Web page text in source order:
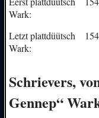
Wark:
Letzt plattdüütsch
Wark:
Schrievers,
Gennep“